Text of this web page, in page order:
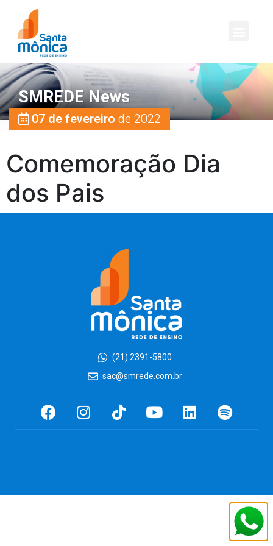
SMREDE News
07 de fevereiro de 2022
Comemoração Dia
dos Pais
(21) 2391-5800
sac@smrede.com.br